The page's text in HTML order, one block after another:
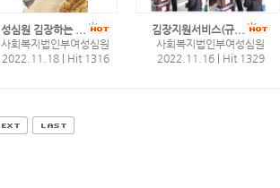
성심원 김장하는 ...
사회복지법인부여성심원
2022.11.18
Hit 1316
김장지원서비스(규...
사회복지법인부여성심원
2022.11.16
Hit 1329